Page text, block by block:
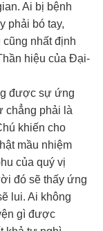
Ai bị bệnh
phải bó tay,
nhất định
hiệu của Ðại-
được sự ứng
chẳng phải là
khiến cho
mầu nhiệm
của quý vị
đó sẽ thấy ứng
lui. Ai không
gì được